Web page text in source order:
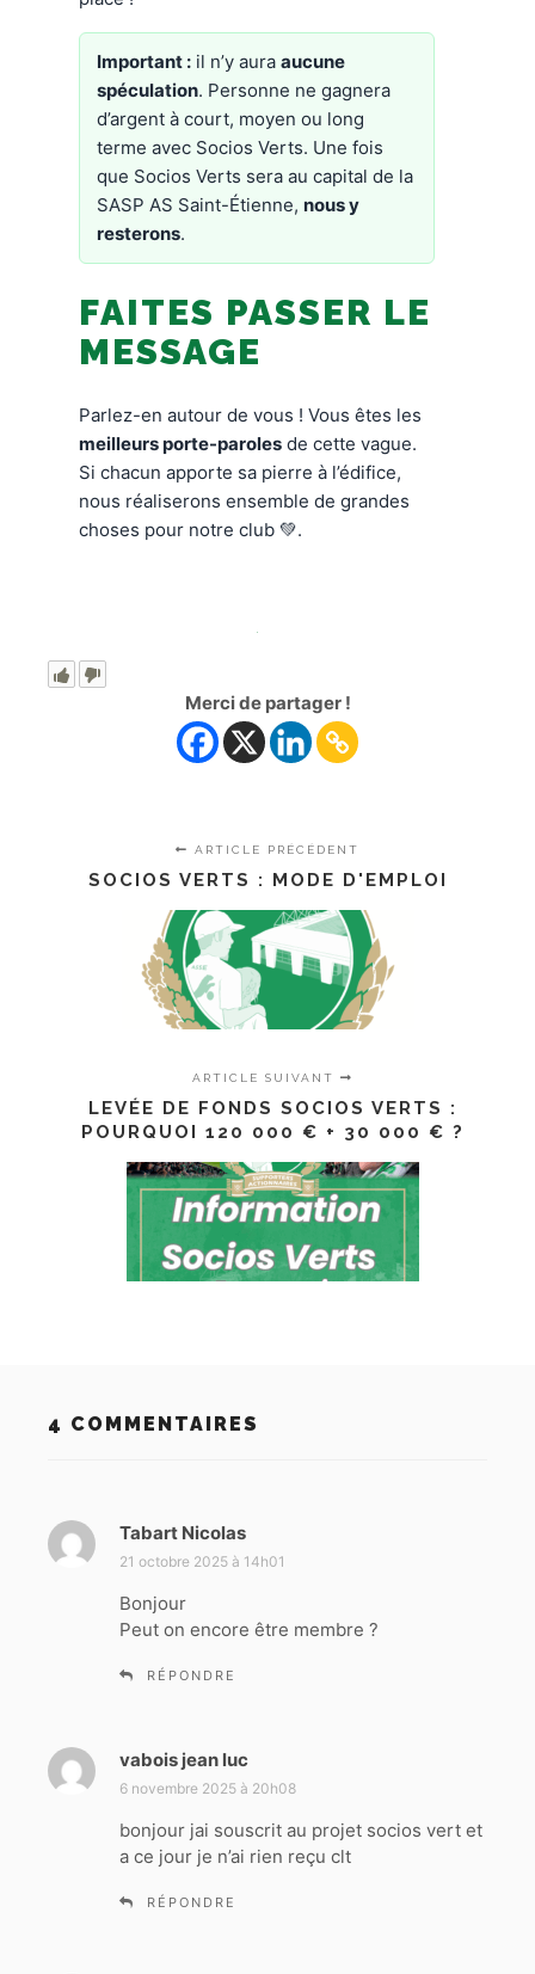
Important : il n’y aura aucune
spéculation. Personne ne gagnera
d’argent à court, moyen ou long
terme avec Socios Verts. Une fois
que Socios Verts sera au capital de la
SASP AS Saint-Étienne, nous y
resterons.
FAITES PASSER LE
MESSAGE
Parlez-en autour de vous ! Vous êtes les
meilleurs porte-paroles de cette vague.
Si chacun apporte sa pierre à l’édifice,
nous réaliserons ensemble de grandes
choses pour notre club 💚.
Merci de partager !
ARTICLE PRÉCÉDENT
SOCIOS VERTS : MODE D'EMPLOI
ARTICLE SUIVANT
LEVÉE DE FONDS SOCIOS VERTS :
POURQUOI 120 000 € + 30 000 € ?
4 COMMENTAIRES
Tabart Nicolas
i
:
21 octobre 2025 à 14h01
Bonjour
Peut on encore être membre ?
RÉPONDRE
vabois jean luc
:
6 novembre 2025 à 20h08
bonjour jai souscrit au projet socios vert et
a ce jour je n’ai rien reçu clt
RÉPONDRE